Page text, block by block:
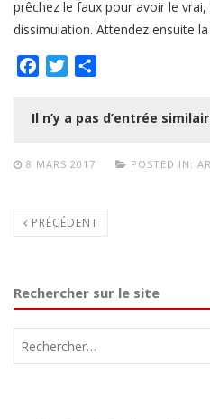
prêchez le faux pour avoir le
dissimulation. Attendez ensuite
FacebookTwitter
Il n’y a pas d’entrée
8 MARS 2017 POSTED IN:
PRÉCÉDENT
Rechercher sur le site